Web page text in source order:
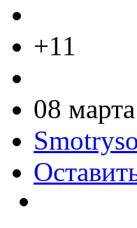
+11
08